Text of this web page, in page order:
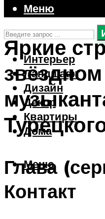
Интерьер
Ландшафт
Дизайн
Декор
Квартиры
Дома
Меню
Меню
Яркие
Глава
Контакт